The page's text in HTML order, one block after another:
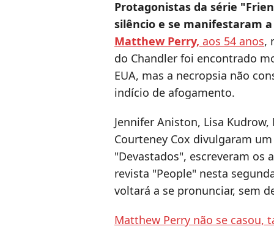
Protagonistas da série
silêncio e se manifestaram
Matthew Perry, aos 54 anos,
do Chandler foi encontrado
EUA, mas a necropsia não
indício de afogamento.
Jennifer Aniston, Lisa
Courteney Cox divulgaram
"Devastados", escreveram os
revista "People" nesta
voltará a se pronunciar, sem
Matthew Perry não se casou,